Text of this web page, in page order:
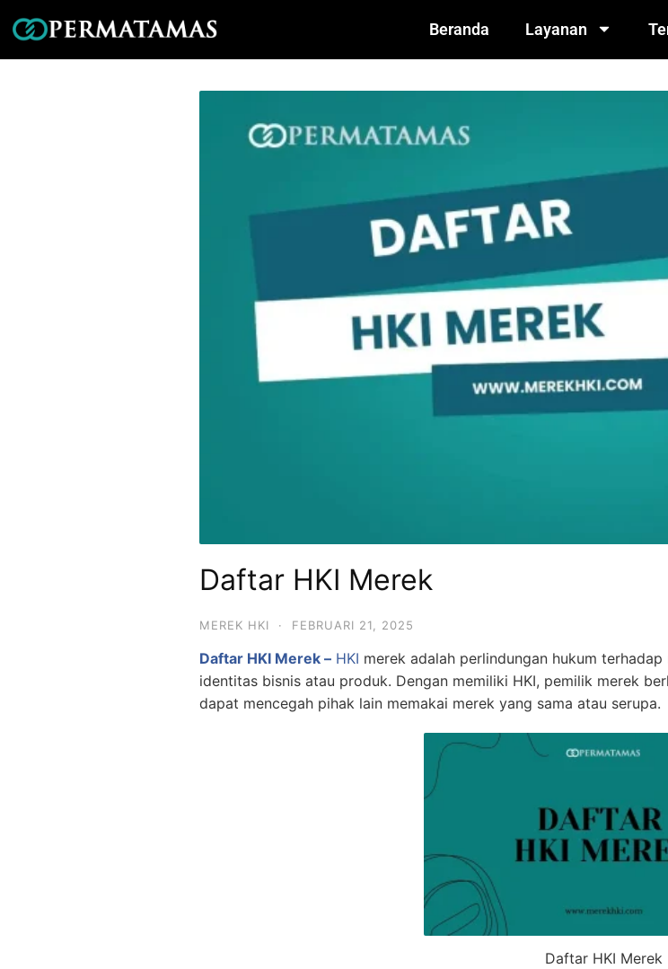
Beranda Layanan
Daftar HKI Merek
MEREK HKI · FEBRUARI 21, 2025
Daftar HKI Merek – HKI merek adalah perlindungan hukum
identitas bisnis atau produk. Dengan memiliki HKI, pemilik merek
dapat mencegah pihak lain memakai merek yang sama atau serupa.
Daftar HKI Merek